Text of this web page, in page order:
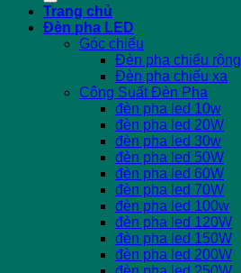
Trang chủ
Đèn pha LED
Góc chiếu
Đèn pha chiếu rộng
Đèn pha chiếu xa
Công Suất Đèn Pha
đèn pha led 10w
đèn pha led 20W
đèn pha led 30w
đèn pha led 50W
đèn pha led 60W
đèn pha led 70W
đèn pha led 100w
đèn pha led 120W
đèn pha led 150W
đèn pha led 200W